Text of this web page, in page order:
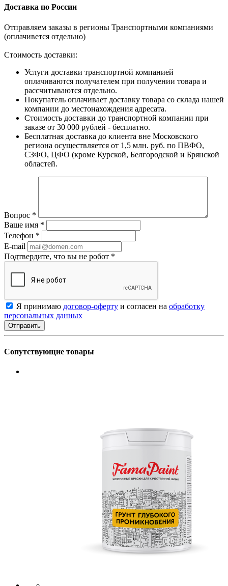
Доставка по России
Отправляем заказы в регионы Транспортными компаниями
(оплачивется отдельно)
Стоимость доставки:
Услуги доставки транспортной компанией
оплачиваются получателем при получении товара и
рассчитываются отдельно.
Покупатель оплачивает доставку товара со склада нашей
компании до местонахождения адресата.
Стоимость доставки до транспортной компании при
заказе от 30 000 рублей - бесплатно.
Бесплатная доставка до клиента вне Московского
региона осуществляется от 1,5 млн. руб. по ПВФО,
СЗФО, ЦФО (кроме Курской, Белгородской и Брянской
областей.
Вопрос *
Ваше имя *
Телефон *
E-mail
Подтвердите, что вы не робот *
Я принимаю договор-оферту и согласен на обработку
персональных данных
Сопутствующие товары